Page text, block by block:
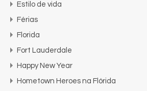
Estilo de vida
Férias
Florida
Fort Lauderdale
Happy New Year
Hometown Heroes na Flórida